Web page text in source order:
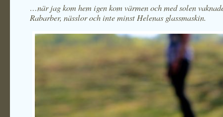
…när jag kom hem igen kom värmen och med solen
Rabarber, nässlor och inte minst Helenas glassmaskin.